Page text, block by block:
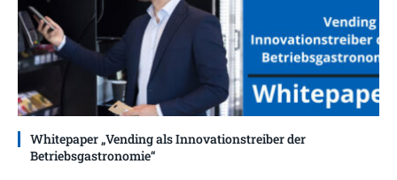
Whitepaper „Vending als Innovationstreiber der
Betriebsgastronomie“